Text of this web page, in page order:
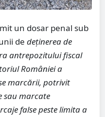
un dosar penal sub
de deținerea de
antrepozitului fiscal
României a
marcării, potrivit
sau marcate
false peste limita a